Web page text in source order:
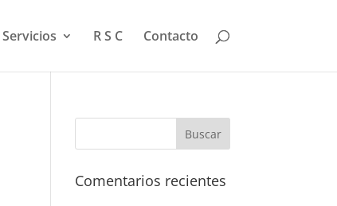
Servicios R S C Contacto
Comentarios recientes